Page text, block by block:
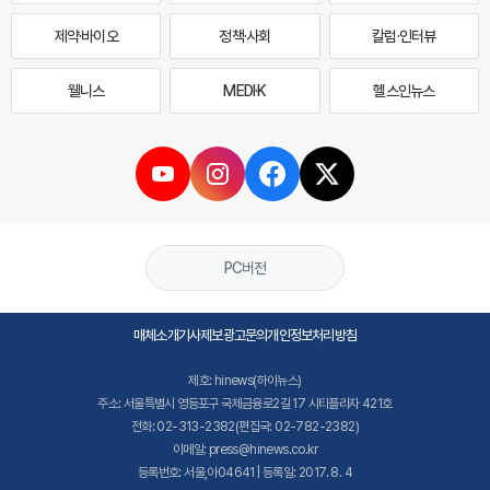
제약·바이오 정책·사회 칼럼·인터뷰
웰니스 MEDI·K 헬스인뉴스
PC버전
매체소개기사제보광고문의개인정보처리방침
제호: hinews(하이뉴스)
주소: 서울특별시 영등포구 국제금융로2길 17 시티플라자 421호
전화: 02-313-2382(편집국: 02-782-2382)
이메일: press@hinews.co.kr
등록번호: 서울,아04641 | 등록일: 2017. 8. 4